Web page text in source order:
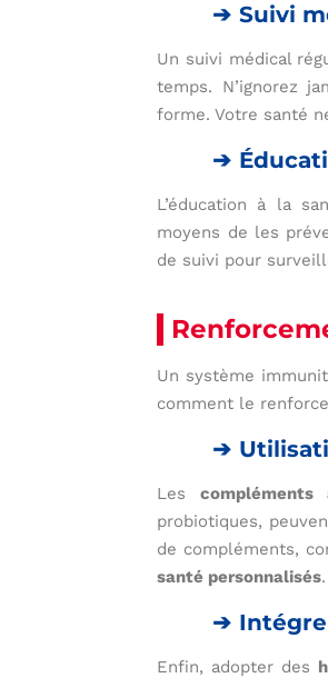
Suivi
Un suivi médical
temps. N’ignorez
forme. Votre santé
L’éducation à la
moyens de les
de suivi pour
Un système
comment le
Lescompléments
probiotiques,
de compléments,
santé personnalisés.
Enfin, adopter des